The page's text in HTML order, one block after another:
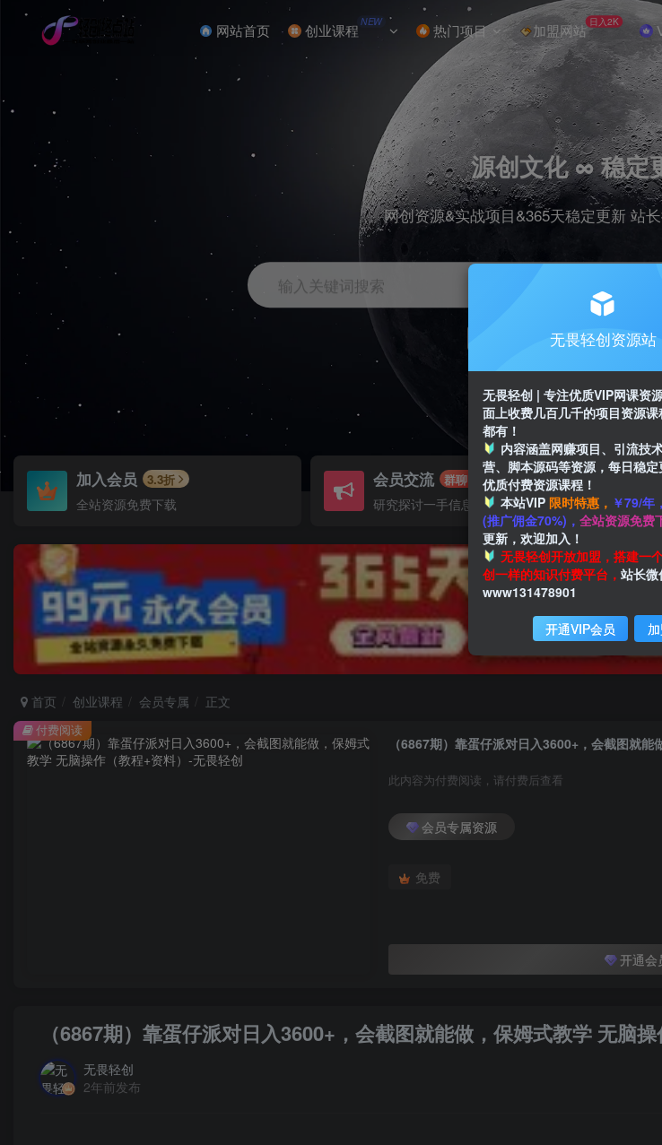
网站首页 创业课程 NEW 热门项目 加盟网站 日入2K
源创文化 ∞ 稳定
网创资源&实战项目&365天稳定更新 站
输入关键词搜索
引流 剪辑 短视
加入会员 3.3折
全站资源免费下载
会员交流 群聊
研究探讨一手信息差
首页 创业课程 会员专属 正文
（6867期）靠蛋仔派对日入3600+，会截图就能
此内容为付费阅读，请付费后查看
会员专属资源
免费
开通会
付费阅读
（6867期）靠蛋仔派对日入3600+，会截图就能做，保姆式教学 无脑操
无畏轻创
2年前发布
无畏轻创资源站
无畏轻创 | 专注优质VIP网课资
面上收费几百几千的项目资源
都有！
内容涵盖网赚项目、引流技
营、脚本源码等资源，每日稳
优质付费资源课程！
本站VIP 限时特惠， ￥79/年
(推广佣金70%)， 全站资源免费
更新，欢迎加入！
无畏轻创开放加盟，搭建一
创一样的知识付费平台， 站长微
www131478901
开通VIP会员